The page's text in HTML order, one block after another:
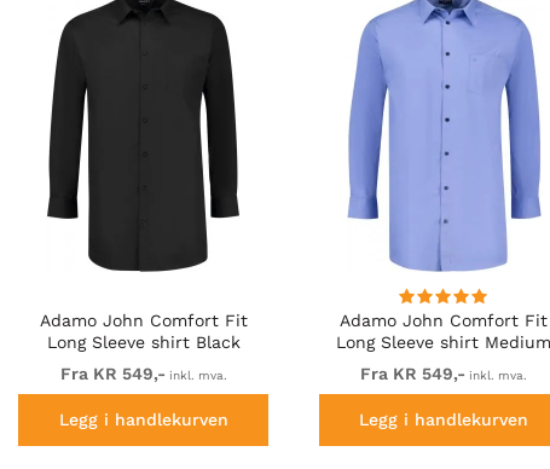
Adamo John Comfort Fit
Long Sleeve shirt Black
Fra KR 549,- inkl. mva.
Legg i handlekurven
Adamo John Comfort Fit
Long Sleeve shirt Medium
Blue
Fra KR 549,- inkl. mva.
Legg i handlekurven